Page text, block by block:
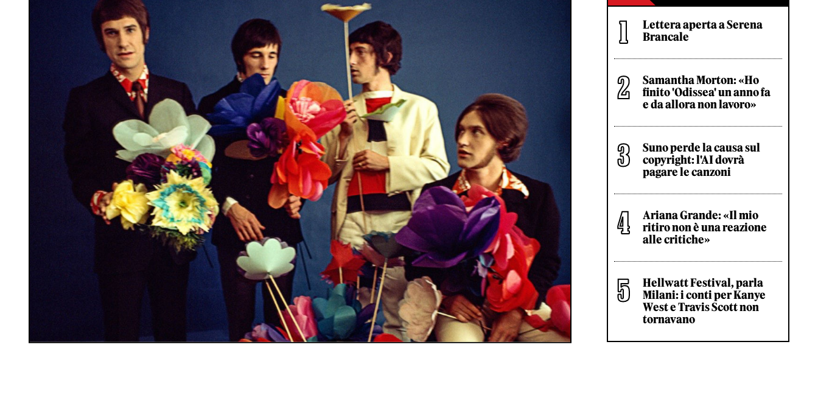
Lettera aperta a Serena
Brancale
Samantha Morton: «Ho
finito 'Odissea' un anno fa
e da allora non lavoro»
Suno perde la causa sul
copyright: l'AI dovrà
pagare le canzoni
Ariana Grande: «Il mio
ritiro non è una reazione
alle critiche»
Hellwatt Festival, parla
Milani: i conti per Kanye
West e Travis Scott non
tornavano